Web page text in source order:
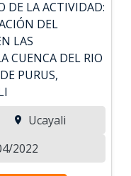
DE LA ACTIVIDAD:
DEL
LAS
CUENCA DEL RIO
PURUS,
Ucayali
2022